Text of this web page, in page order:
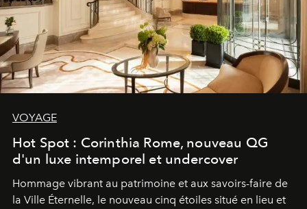
VOYAGE
Hot Spot : Corinthia Rome, nouveau QG
d'un luxe intemporel et undercover
Hommage vibrant au patrimoine et aux savoirs-faire de
la Ville Éternelle, le nouveau cinq étoiles situé en lieu et